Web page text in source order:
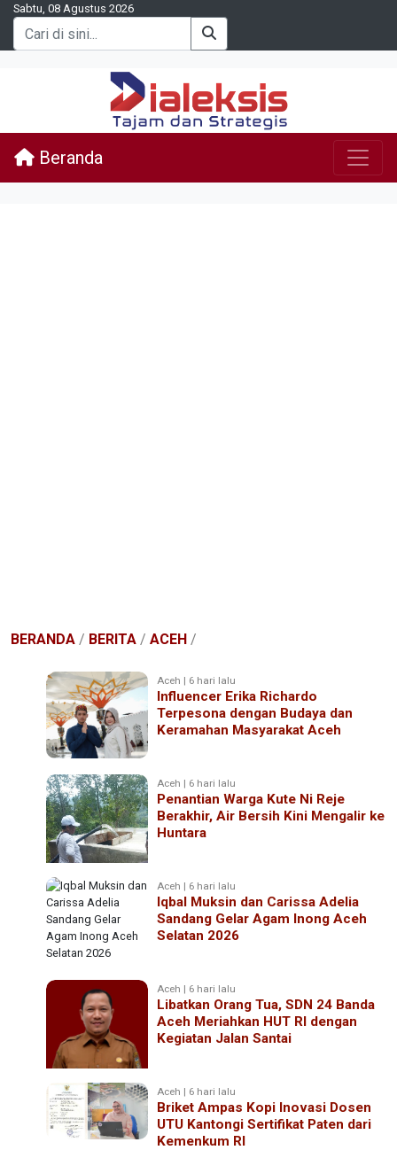
Sabtu, 08 Agustus 2026
Beranda
BERANDA / BERITA / ACEH /
Aceh | 6 hari lalu
Influencer Erika Richardo
Terpesona dengan Budaya dan
Keramahan Masyarakat Aceh
Aceh | 6 hari lalu
Penantian Warga Kute Ni Reje
Berakhir, Air Bersih Kini Mengalir ke
Huntara
Aceh | 6 hari lalu
Iqbal Muksin dan Carissa Adelia
Sandang Gelar Agam Inong Aceh
Selatan 2026
Aceh | 6 hari lalu
Libatkan Orang Tua, SDN 24 Banda
Aceh Meriahkan HUT RI dengan
Kegiatan Jalan Santai
Aceh | 6 hari lalu
Briket Ampas Kopi Inovasi Dosen
UTU Kantongi Sertifikat Paten dari
Kemenkum RI